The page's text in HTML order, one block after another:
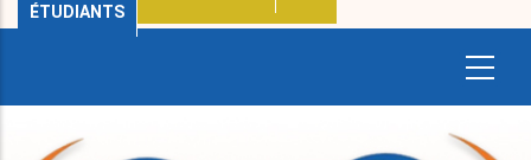
ÉTUDIANTS